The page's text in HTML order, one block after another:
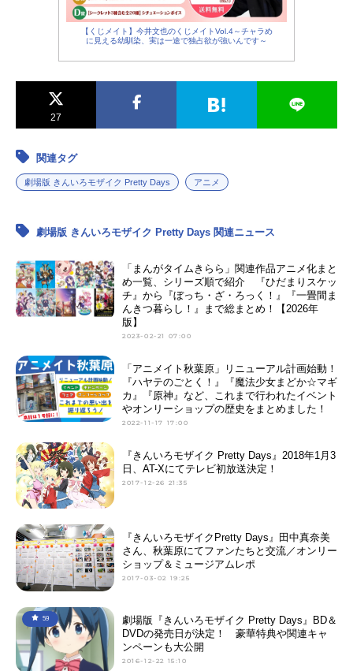
【くじメイト】今井文也のくじメイトVol.4～チャラめ
に見える幼馴染、実は一途で独占欲が強いんです～
27
関連タグ
劇場版 きんいろモザイク Pretty Days アニメ
劇場版 きんいろモザイク Pretty Days 関連ニュース
「まんがタイムきらら」関連作品アニメ化まと
め一覧、シリーズ順で紹介 『ひだまりスケッ
チ』から『ぼっち・ざ・ろっく！』『一畳間ま
んきつ暮らし！』まで総まとめ！【2026年
版】
2023-02-21 07:00
「アニメイト秋葉原」リニューアル計画始動！
『ハヤテのごとく！』『魔法少女まどか☆マギ
カ』『原神』など、これまで行われたイベント
やオンリーショップの歴史をまとめました！
2022-11-17 17:00
『きんいろモザイク Pretty Days』2018年1月3
日、AT-Xにてテレビ初放送決定！
2017-12-26 21:35
『きんいろモザイクPretty Days』田中真奈美
さん、秋葉原にてファンたちと交流／オンリー
ショップ＆ミュージアムレポ
2017-03-02 19:25
59
劇場版『きんいろモザイク Pretty Days』BD＆
DVDの発売日が決定！ 豪華特典や関連キャ
ンペーンも大公開
2016-12-22 15:10